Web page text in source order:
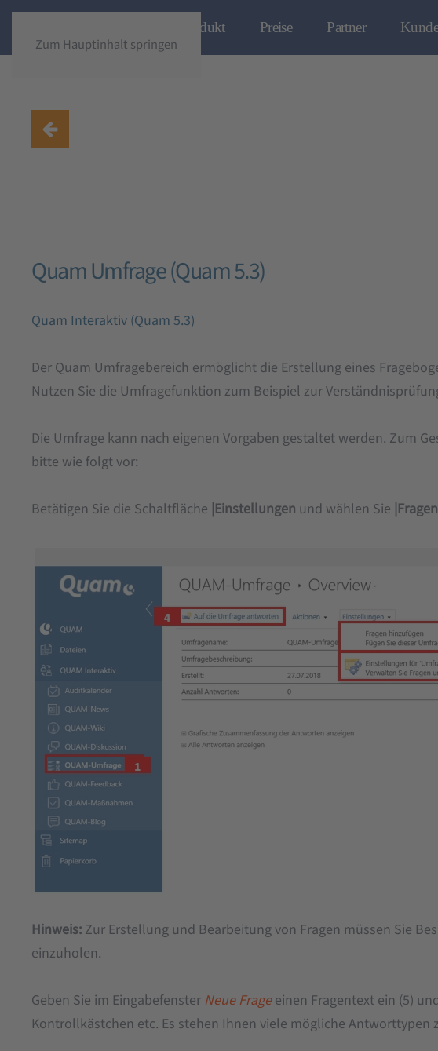
Zum Hauptinhalt springen
Produkt Preise Partner
Quam Umfrage (Quam 5.3)
Quam Interaktiv (Quam 5.3)
Der Quam Umfragebereich ermöglicht die Erstellung eines
Nutzen Sie die Umfragefunktion zum Beispiel zur
Die Umfrage kann nach eigenen Vorgaben gestaltet werden. Zum
bitte wie folgt vor:
Betätigen Sie die Schaltfläche |Einstellungen und wählen Sie
Hinweis: Zur Erstellung und Bearbeitung von Fragen müssen Sie
einzuholen.
Geben Sie im Eingabefenster Neue Frageeinen Fragentext ein (5)
Kontrollkästchen etc. Es stehen Ihnen viele mögliche